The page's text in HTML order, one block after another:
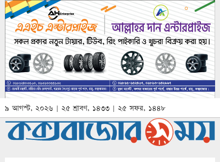
৯ আগস্ট, ২০২৬ | ২৫ শ্রাবণ, ১৪৩৩ | ২৫ সফর, ১৪৪৮